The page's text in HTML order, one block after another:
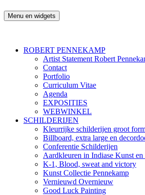
naar
Robert Pennekamp
Menu en widgets
ROBERT PENNEKAMP
Artist Statement Robert
Contact
Portfolio
Curriculum Vitae
Agenda
EXPOSITIES
WEBWINKEL
SCHILDERIJEN
Kleurrijke schilderijen groot
Billboard, extra large en
Conferentie Schilderijen
Aardkleuren in Indiase Kunst en
K-1, Blood, sweat and victory
Kunst Collectie Pennekamp
Vernieuwd Overnieuw
Good Luck Painting